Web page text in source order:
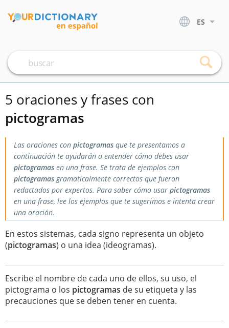
ES
5 oraciones y frases con
pictogramas
Las oraciones con pictogramas que te presentamos a
continuación te ayudarán a entender cómo debes usar
pictogramas en una frase. Se trata de ejemplos con
pictogramasgramaticalmente correctos que fueron
redactados por expertos. Para saber cómo usar pictogramas
en una frase, lee los ejemplos que te sugerimos e intenta crear
una oración.
En estos sistemas, cada signo representa un objeto
(pictogramas) o una idea (ideogramas).
Escribe el nombre de cada uno de ellos, su uso, el
pictograma o los pictogramas de su etiqueta y las
precauciones que se deben tener en cuenta.